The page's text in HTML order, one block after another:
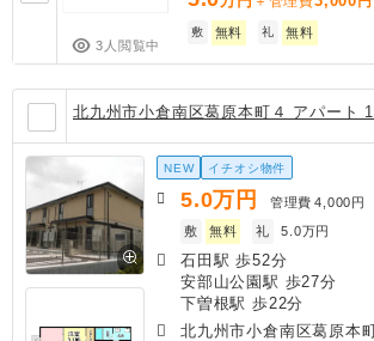
3人閲覧中
敷 無料 礼 無料
北九州市小倉南区葛原本町４ アパート
NEW イチオシ物件
5.0万円 管理費 4,000円
敷
無料 礼 5.0万円
石田駅 歩52分
安部山公園駅 歩27分
下曽根駅 歩22分
北九州市小倉南区葛原本